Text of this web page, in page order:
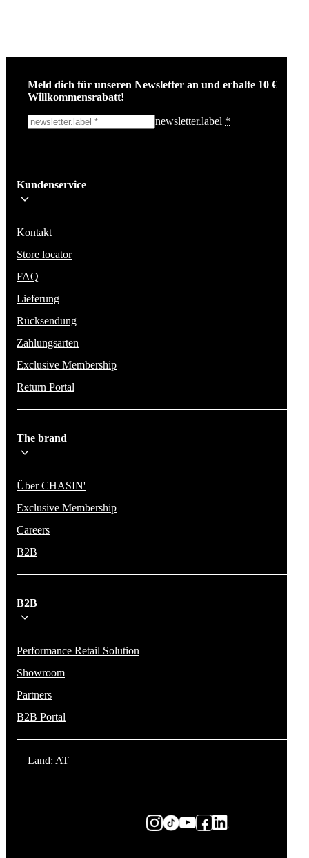
Meld dich für unseren Newsletter an und erhalte 10 €
Willkommensrabatt!
newsletter.label *
Bleib auf dem Laufenden über die neuesten Nachrichten, Kampagnen
Aktionen. Wir geben deine E-Mail-Adresse nicht weiter und versenden
Kundenservice
Kontakt
Store locator
FAQ
Lieferung
Rücksendung
Zahlungsarten
Exclusive Membership
Return Portal
The brand
Über CHASIN'
Exclusive Membership
Careers
B2B
B2B
Performance Retail Solution
Showroom
Partners
B2B Portal
Land: AT